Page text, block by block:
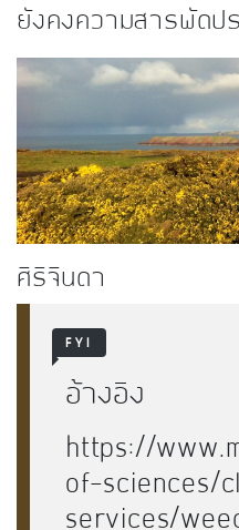
ยังคงความสารพัดปร
ศิริจินดา
FYI
อ้างอิง
https://
of-sciences/
services/